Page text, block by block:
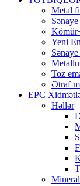
Metal
Yeni
Toz
Ətraf
EPC
Həllər